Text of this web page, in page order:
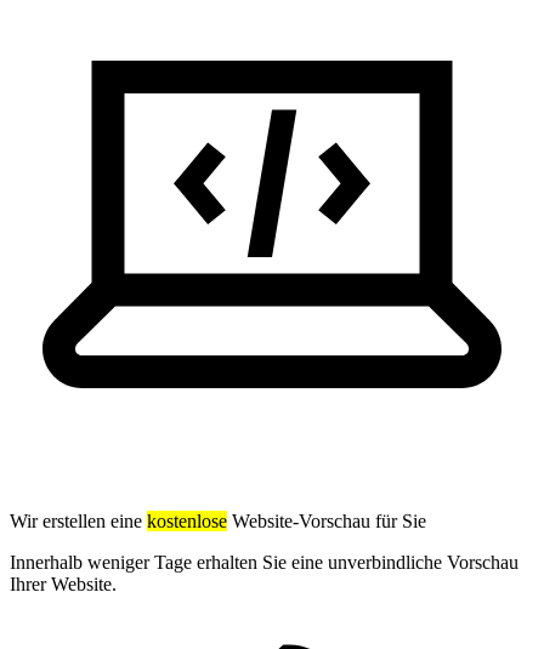
Wir erstellen eine kostenlose Website-Vorschau für Sie
Innerhalb weniger Tage erhalten Sie eine unverbindliche Vorschau
Ihrer Website.